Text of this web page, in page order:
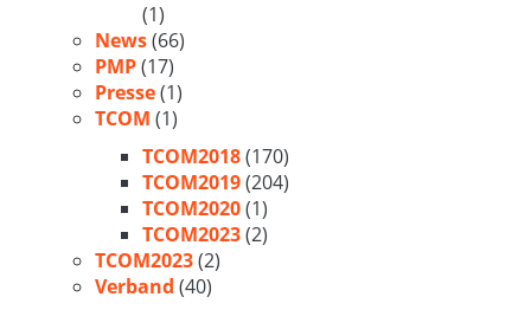
(1)
News(66)
PMP(17)
Presse(1)
TCOM (1)
TCOM2018(170)
TCOM2019(204)
TCOM2020(1)
TCOM2023(2)
TCOM2023(2)
Verband (40)